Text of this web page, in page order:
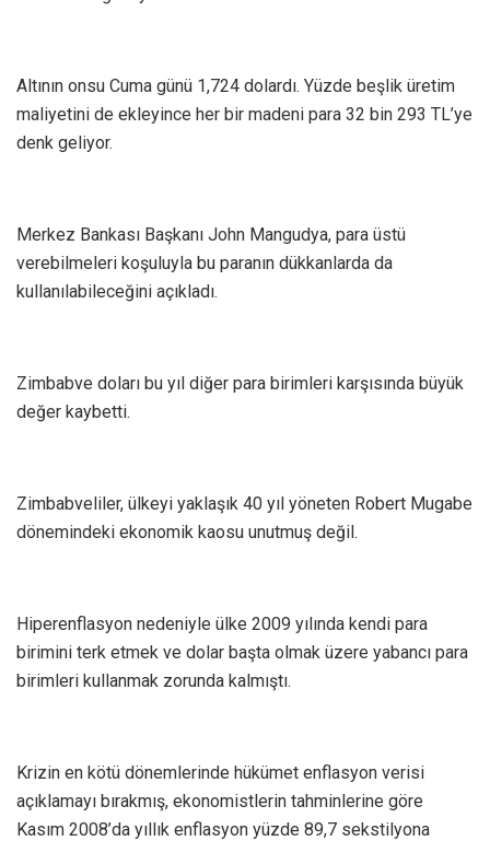
Altının onsu Cuma günü 1,724 dolardı. Yüzde beşlik üretim
maliyetini de ekleyince her bir madeni para 32 bin 293 TL’ye
denk geliyor.
Merkez Bankası Başkanı John Mangudya, para üstü
verebilmeleri koşuluyla bu paranın dükkanlarda da
kullanılabileceğini açıkladı.
Zimbabve doları bu yıl diğer para birimleri karşısında büyük
değer kaybetti.
Zimbabveliler, ülkeyi yaklaşık 40 yıl yöneten Robert Mugabe
dönemindeki ekonomik kaosu unutmuş değil.
Hiperenflasyon nedeniyle ülke 2009 yılında kendi para
birimini terk etmek ve dolar başta olmak üzere yabancı para
birimleri kullanmak zorunda kalmıştı.
Krizin en kötü dönemlerinde hükümet enflasyon verisi
açıklamayı bırakmış, ekonomistlerin tahminlerine göre
Kasım 2008’da yıllık enflasyon yüzde 89,7 sekstilyona